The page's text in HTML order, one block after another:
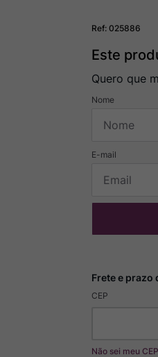
Ref:025886
Este
Quero que
CEP
Não sei meu CEP